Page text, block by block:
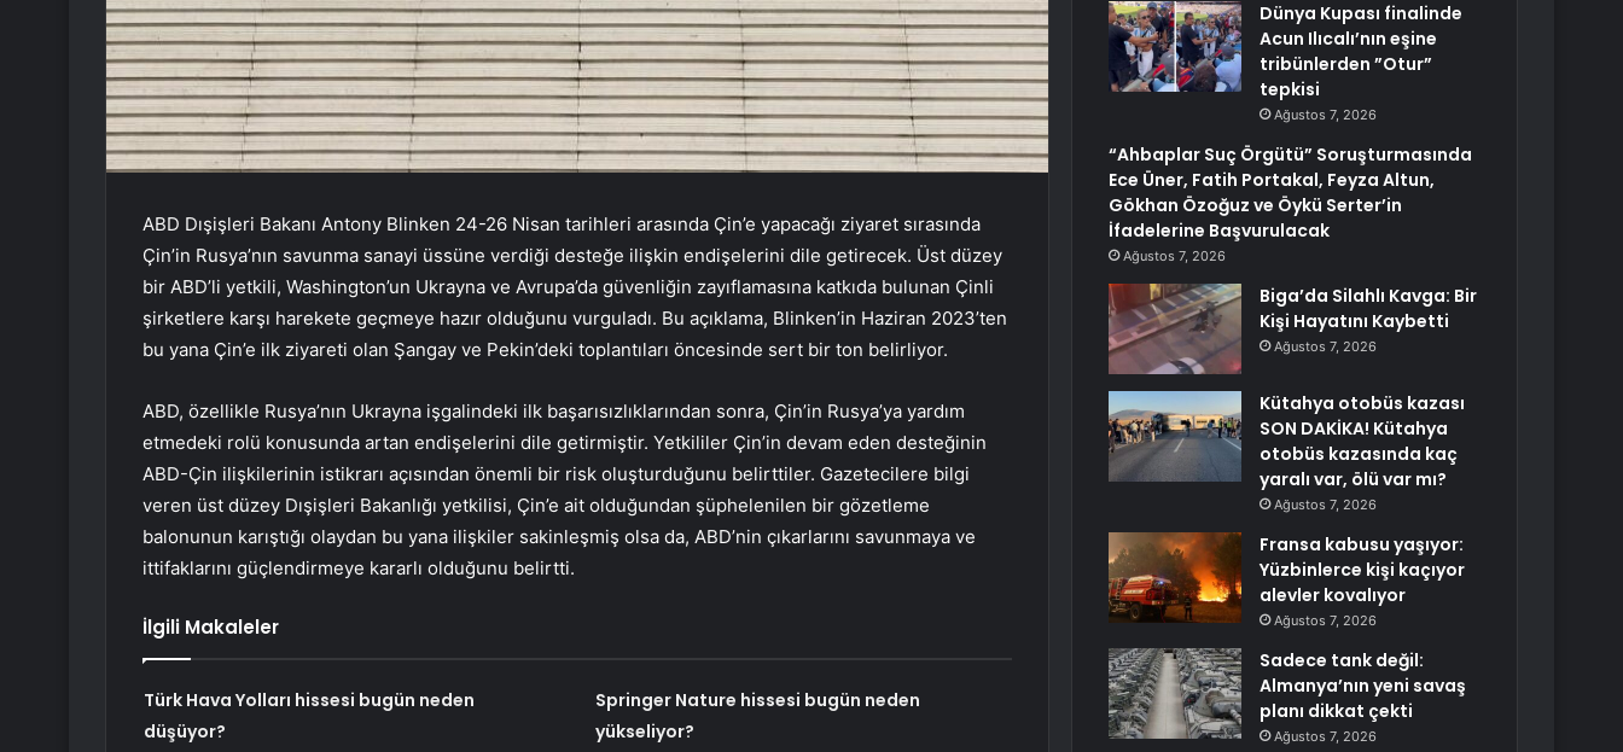
ABD Dışişleri Bakanı Antony Blinken 24-26 Nisan tarihleri arasında Çin’e yapacağı ziyaret sırasında
Çin’in Rusya’nın savunma sanayi üssüne verdiği desteğe ilişkin endişelerini dile getirecek. Üst düzey
bir ABD’li yetkili, Washington’un Ukrayna ve Avrupa’da güvenliğin zayıflamasına katkıda bulunan Çinli
şirketlere karşı harekete geçmeye hazır olduğunu vurguladı. Bu açıklama, Blinken’in Haziran 2023’ten
bu yana Çin’e ilk ziyareti olan Şangay ve Pekin’deki toplantıları öncesinde sert bir ton belirliyor.
ABD, özellikle Rusya’nın Ukrayna işgalindeki ilk başarısızlıklarından sonra, Çin’in Rusya’ya yardım
etmedeki rolü konusunda artan endişelerini dile getirmiştir. Yetkililer Çin’in devam eden desteğinin
ABD-Çin ilişkilerinin istikrarı açısından önemli bir risk oluşturduğunu belirttiler. Gazetecilere bilgi
veren üst düzey Dışişleri Bakanlığı yetkilisi, Çin’e ait olduğundan şüphelenilen bir gözetleme
balonunun karıştığı olaydan bu yana ilişkiler sakinleşmiş olsa da, ABD’nin çıkarlarını savunmaya ve
ittifaklarını güçlendirmeye kararlı olduğunu belirtti.
İlgili Makaleler
Türk Hava Yolları hissesi bugün neden
düşüyor?
Springer Nature hissesi bugün neden
yükseliyor?
Dünya Kupası finalinde
Acun Ilıcalı’nın eşine
tribünlerden ”Otur”
tepkisi
Ağustos 7, 2026
“Ahbaplar Suç Örgütü” Soruşturmasında
Ece Üner, Fatih Portakal, Feyza Altun,
Gökhan Özoğuz ve Öykü Serter’in
İfadelerine Başvurulacak
Ağustos 7, 2026
Biga’da Silahlı Kavga: Bir
Kişi Hayatını Kaybetti
Ağustos 7, 2026
Kütahya otobüs kazası
SON DAKİKA! Kütahya
otobüs kazasında kaç
yaralı var, ölü var mı?
Ağustos 7, 2026
Fransa kabusu yaşıyor:
Yüzbinlerce kişi kaçıyor
alevler kovalıyor
Ağustos 7, 2026
Sadece tank değil:
Almanya’nın yeni savaş
planı dikkat çekti
Ağustos 7, 2026